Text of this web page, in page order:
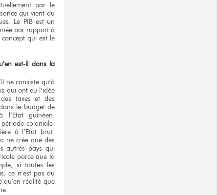
par le
qui vient du
Le PIB est un
par rapport à
concept qui est le
est-il dans la
ne consiste qu’à
qui ont eu l’idée
taxes et des
le budget de
guinéen.
coloniale.
à l’Etat brut.
ne crée que des
autres pays qui
parce que la
si toutes les
ce n’est pas du
qu’en réalité que